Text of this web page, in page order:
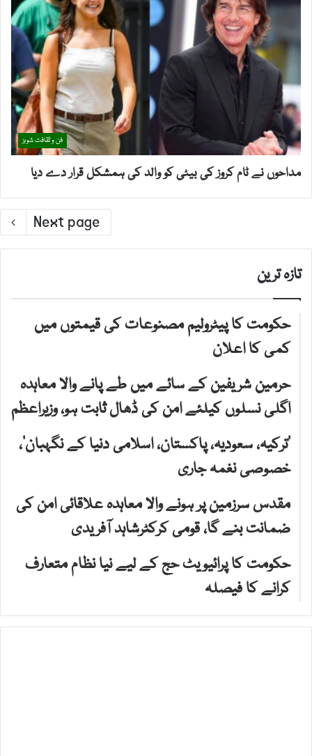
فن و ثقافت شوبز
مداحوں نے ٹام کروز کی بیٹی کو والد کی ہمشکل قرار دے دیا
Next page
تازہ ترین
حکومت کا پیٹرولیم مصنوعات کی قیمتوں میں
کمی کا اعلان
حرمین شریفین کے سائے میں طے پانے والا معاہدہ
اگلی نسلوں کیلئے امن کی ڈھال ثابت ہو، وزیراعظم
‘ترکیہ، سعودیہ، پاکستان، اسلامی دنیا کے نگہبان’،
خصوصی نغمہ جاری
مقدس سرزمین پر ہونے والا معاہدہ علاقائی امن کی
ضمانت بنے گا، قومی کرکٹرشاہد آفریدی
حکومت کا پرائیویٹ حج کے لیے نیا نظام متعارف
کرانے کا فیصلہ